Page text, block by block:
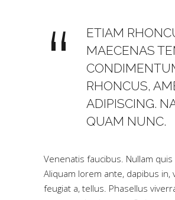
ETIAM
MAECENAS
RHONCUS,
ADIPISCING.
QUAM NUNC.
Venenatis faucibus. Nullam quis
Aliquam lorem ante, dapibus in,
feugiat a, tellus. Phasellus